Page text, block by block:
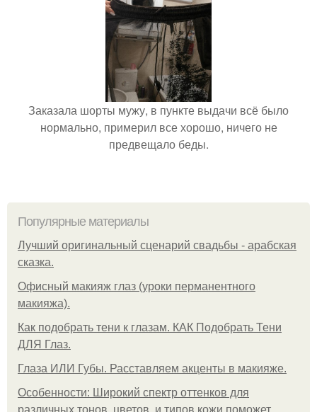
Заказала шорты мужу, в пункте выдачи всё было
нормально, примерил все хорошо, ничего не
предвещало беды.
Популярные материалы
Лучший оригинальный сценарий свадьбы - арабская
сказка.
Офисный макияж глаз (уроки перманентного
макияжа).
Как подобрать тени к глазам. КАК Подобрать Тени
ДЛЯ Глаз.
Глаза ИЛИ Губы. Расставляем акценты в макияже.
Особенности: Широкий спектр оттенков для
различных тонов, цветов, и типов кожи поможет